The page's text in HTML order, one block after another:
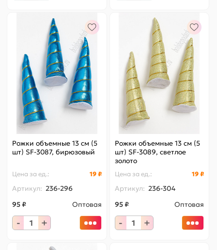
Рожки объемные 13 см (5
шт) SF-3087, бирюзовый
Цена за ед.: 19 ₽
Артикул: 236-296
95 ₽
Оптовая
- +
Рожки объемные 13 см (5
шт) SF-3089, светлое
золото
Цена за ед.: 19 ₽
Артикул: 236-304
95 ₽
Оптовая
- +